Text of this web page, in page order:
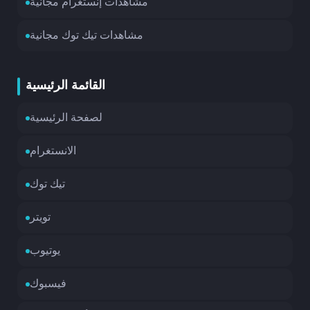
زيادة سمعتك في عالم العملات الرقمية، مما يعني أن
مشاهدات إنستغرام مجانية
مشاهدات تيك توك مجانية
القائمة الرئيسية
لصفحة الرئيسية
الانستغرام
تيك توك
تويتر
يوتيوب
فيسبوك